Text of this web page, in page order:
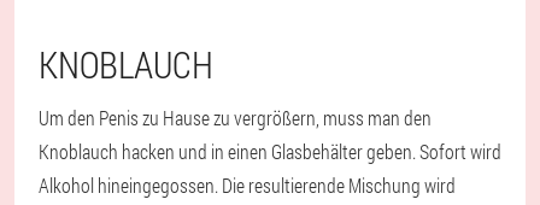
KNOBLAUCH
Um den Penis zu Hause zu vergrößern, muss man den
Knoblauch hacken und in einen Glasbehälter geben. Sofort wird
Alkohol hineingegossen. Die resultierende Mischung wird